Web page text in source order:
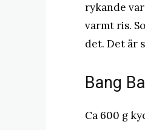
rykande
varmt ris.
det. Det är
Bang
Ca 600 g